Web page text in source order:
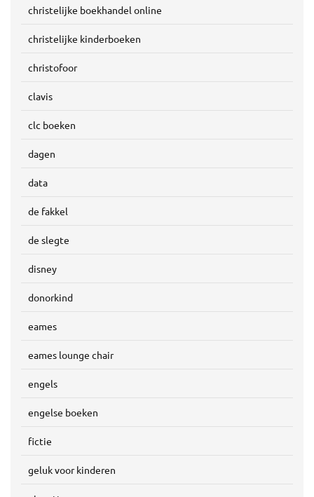
christelijke boekhandel online
christelijke kinderboeken
christofoor
clavis
clc boeken
dagen
data
de fakkel
de slegte
disney
donorkind
eames
eames lounge chair
engels
engelse boeken
fictie
geluk voor kinderen